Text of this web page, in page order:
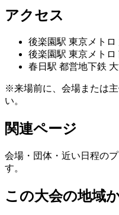
アクセス
後楽園駅 東京メトロ
後楽園駅 東京メトロ
春日駅 都営地下鉄
※来場前に、会場または
い。
関連ページ
会場・団体・近い日程の
す。
この大会の地域